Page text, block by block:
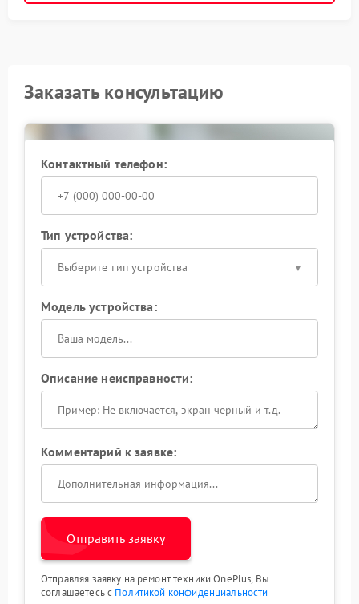
Заказать консультацию
Контактный телефон:
Тип устройства:
Выберите тип устройства
Модель устройства:
Описание неисправности:
Комментарий к заявке:
Отправить заявку
Отправляя заявку на ремонт техники OnePlus, Вы
соглашаетесь с Политикой конфиденциальности